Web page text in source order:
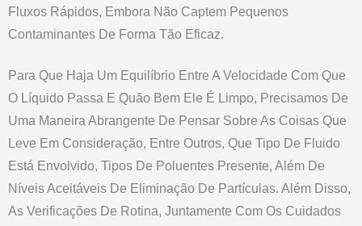
Fluxos Rápidos, Embora Não Captem Pequenos
Contaminantes De Forma Tão Eficaz.
Para Que Haja Um Equilíbrio Entre A Velocidade Com Que
O Líquido Passa E Quão Bem Ele É Limpo, Precisamos De
Uma Maneira Abrangente De Pensar Sobre As Coisas Que
Leve Em Consideração, Entre Outros, Que Tipo De Fluido
Está Envolvido, Tipos De Poluentes Presente, Além De
Níveis Aceitáveis De Eliminação De Partículas. Além Disso,
As Verificações De Rotina, Juntamente Com Os Cuidados